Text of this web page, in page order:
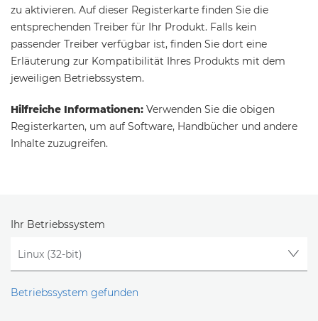
zu aktivieren. Auf dieser Registerkarte finden Sie die
entsprechenden Treiber für Ihr Produkt. Falls kein
passender Treiber verfügbar ist, finden Sie dort eine
Erläuterung zur Kompatibilität Ihres Produkts mit dem
jeweiligen Betriebssystem.
Hilfreiche Informationen: Verwenden Sie die obigen
Registerkarten, um auf Software, Handbücher und andere
Inhalte zuzugreifen.
Ihr Betriebssystem
Betriebssystem gefunden